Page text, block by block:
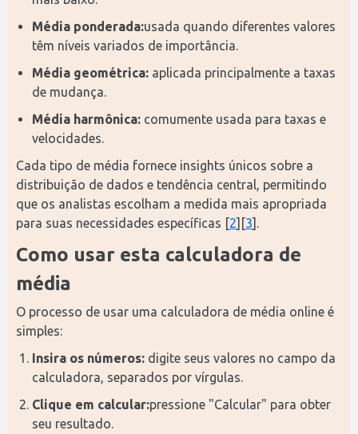
Média ponderada:usada quando diferentes valores
têm níveis variados de importância.
Média geométrica: aplicada principalmente a taxas
de mudança.
Média harmônica: comumente usada para taxas e
velocidades.
Cada tipo de média fornece insights únicos sobre a
distribuição de dados e tendência central, permitindo
que os analistas escolham a medida mais apropriada
para suas necessidades específicas [2][3].
Como usar esta calculadora de
média
O processo de usar uma calculadora de média online é
simples:
Insira os números: digite seus valores no campo da
calculadora, separados por vírgulas.
Clique em calcular:pressione "Calcular" para obter
seu resultado.